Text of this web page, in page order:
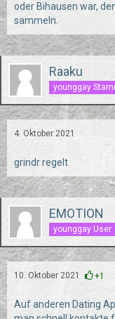
oder Bihausen war,
sammeln.
Raaku
younggay
4. Oktober 2021
grindr regelt
EMOTION
younggay User
10. Oktober 2021 +1
Auf anderen Dating